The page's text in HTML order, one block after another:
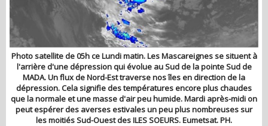
Photo satellite de 05h ce Lundi matin. Les Mascareignes se situent à
l'arrière d'une dépression qui évolue au Sud de la pointe Sud de
MADA. Un flux de Nord-Est traverse nos îles en direction de la
dépression. Cela signifie des températures encore plus chaudes
que la normale et une masse d'air peu humide. Mardi après-midi on
peut espérer des averses estivales un peu plus nombreuses sur
les moitiés Sud-Ouest des ILES SOEURS. Eumetsat. PH.